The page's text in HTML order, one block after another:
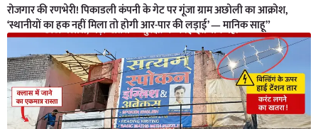
रोजगार की रणभेरी! पिकाडली कंपनी के गेट पर गूंजा ग्राम अछोली का आक्रोश,
‘स्थानीयों का हक नहीं मिला तो होगी आर-पार की लड़ाई’ — मानिक साहू”